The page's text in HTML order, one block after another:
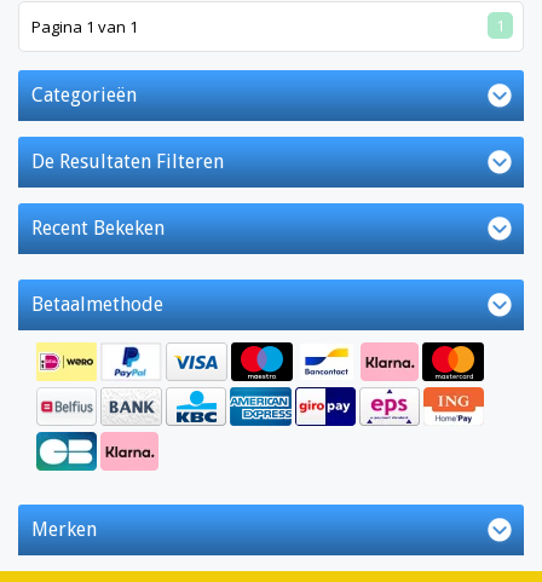
Pagina 1 van 1 1
Categorieën
De Resultaten Filteren
Recent Bekeken
Betaalmethode
Merken